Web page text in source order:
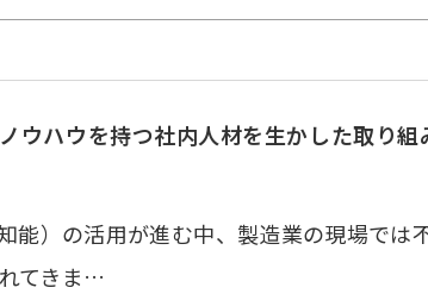
ウハウを持つ社内人材を生かした取り組
能）の活用が進む中、製造業の現場では
てきま…